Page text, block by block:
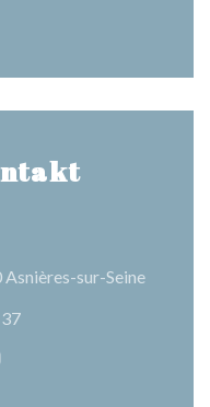
sur-Seine((otevře
((otevře se v novém
((otevře se v